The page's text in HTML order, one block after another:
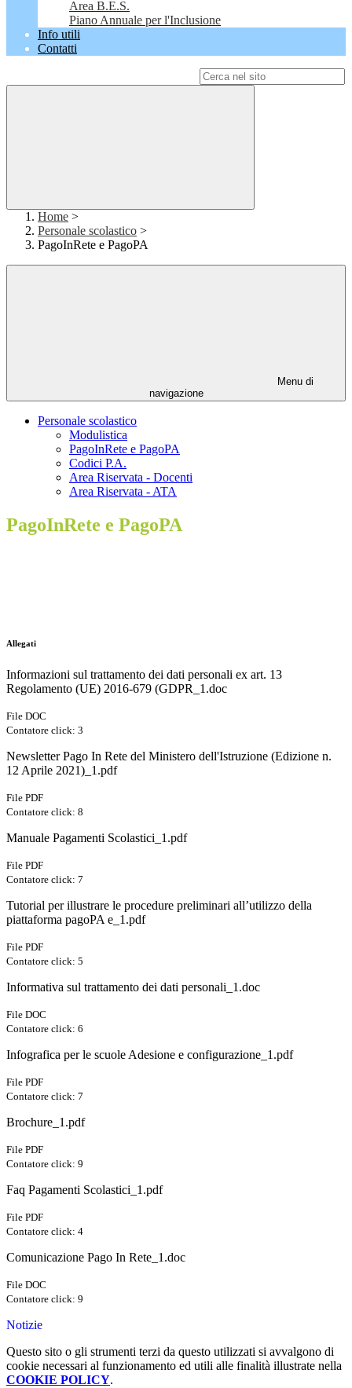
Area B.E.S.
Piano Annuale per l'Inclusione
Info utili
Contatti
Home >
Personale scolastico >
PagoInRete e PagoPA
Menu di
navigazione
Personale scolastico
Modulistica
PagoInRete e PagoPA
Codici P.A.
Area Riservata - Docenti
Area Riservata - ATA
PagoInRete e PagoPA
Allegati
Informazioni sul trattamento dei dati personali ex art. 13
Regolamento (UE) 2016-679 (GDPR_1.doc
File DOC
Contatore click: 3
Newsletter Pago In Rete del Ministero dell'Istruzione (Edizione n.
12 Aprile 2021)_1.pdf
File PDF
Contatore click: 8
Manuale Pagamenti Scolastici_1.pdf
File PDF
Contatore click: 7
Tutorial per illustrare le procedure preliminari all’utilizzo della
piattaforma pagoPA e_1.pdf
File PDF
Contatore click: 5
Informativa sul trattamento dei dati personali_1.doc
File DOC
Contatore click: 6
Infografica per le scuole Adesione e configurazione_1.pdf
File PDF
Contatore click: 7
Brochure_1.pdf
File PDF
Contatore click: 9
Faq Pagamenti Scolastici_1.pdf
File PDF
Contatore click: 4
Comunicazione Pago In Rete_1.doc
File DOC
Contatore click: 9
Notizie
Questo sito o gli strumenti terzi da questo utilizzati si avvalgono di
cookie necessari al funzionamento ed utili alle finalità illustrate nella
COOKIE POLICY.